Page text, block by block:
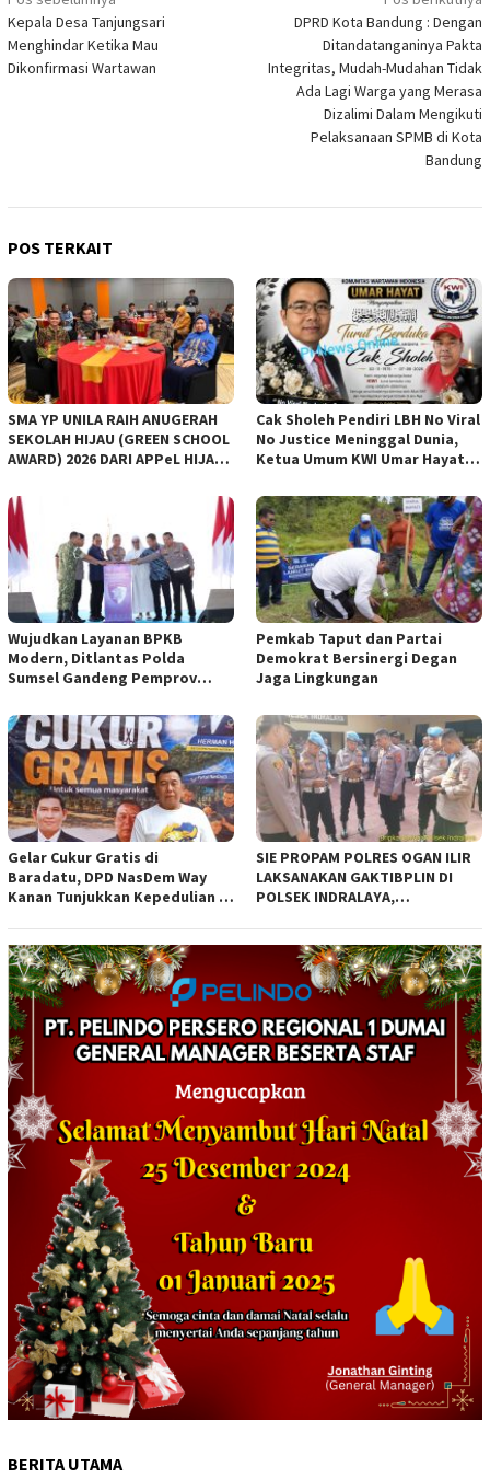
pos
Kepala Desa Tanjungsari
Menghindar Ketika Mau
Dikonfirmasi Wartawan
DPRD Kota Bandung : Dengan
Ditandatanganinya Pakta
Integritas, Mudah-Mudahan Tidak
Ada Lagi Warga yang Merasa
Dizalimi Dalam Mengikuti
Pelaksanaan SPMB di Kota
Bandung
POS TERKAIT
SMA YP UNILA RAIH ANUGERAH
SEKOLAH HIJAU (GREEN SCHOOL
AWARD) 2026 DARI APPeL HIJAU
Cak Sholeh Pendiri LBH No Viral
No Justice Meninggal Dunia,
Ketua Umum KWI Umar Hayat
Wujudkan Layanan BPKB
Modern, Ditlantas Polda
Sumsel Gandeng Pemprov
Pemkab Taput dan Partai
Demokrat Bersinergi Degan
Jaga Lingkungan
Gelar Cukur Gratis di
Baradatu, DPD NasDem Way
Kanan Tunjukkan Kepedulian di
SIE PROPAM POLRES OGAN ILIR
LAKSANAKAN GAKTIBPLIN DI
POLSEK INDRALAYA,
PERSONEL POLRI*
BERITA UTAMA